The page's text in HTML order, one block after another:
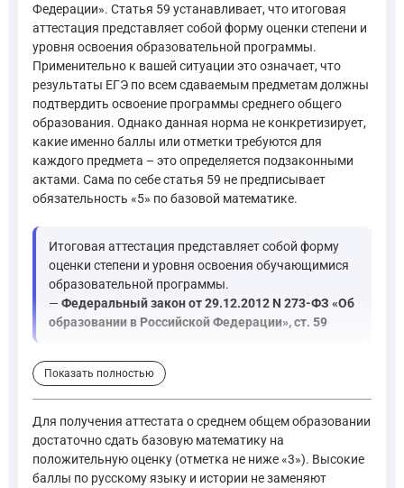
Федерации». Статья 59 устанавливает, что итоговая
аттестация представляет собой форму оценки степени и
уровня освоения образовательной программы.
Применительно к вашей ситуации это означает, что
результаты ЕГЭ по всем сдаваемым предметам должны
подтвердить освоение программы среднего общего
образования. Однако данная норма не конкретизирует,
какие именно баллы или отметки требуются для
каждого предмета – это определяется подзаконными
актами. Сама по себе статья 59 не предписывает
обязательность «5» по базовой математике.
Итоговая аттестация представляет собой форму
оценки степени и уровня освоения обучающимися
образовательной программы.
—Федеральный закон от 29.12.2012 N 273-ФЗ «Об
образовании в Российской Федерации», ст. 59
Статья 60 того же закона перечисляет виды документов об
В контексте также присутствуют фрагменты Приказа
Результаты ГИА признаются удовлетворительными в
—Приказ Минпросвещения России N 190, Рособрнадзора
Показать полностью
Для получения аттестата о среднем общем образовании
достаточно сдать базовую математику на
положительную оценку (отметка не ниже «3»). Высокие
баллы по русскому языку и истории не заменяют